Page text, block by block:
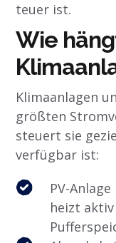
teuer ist.
Wie
Klimaanlagen
größten
steuert sie
verfügbar ist:
PV-
heizt